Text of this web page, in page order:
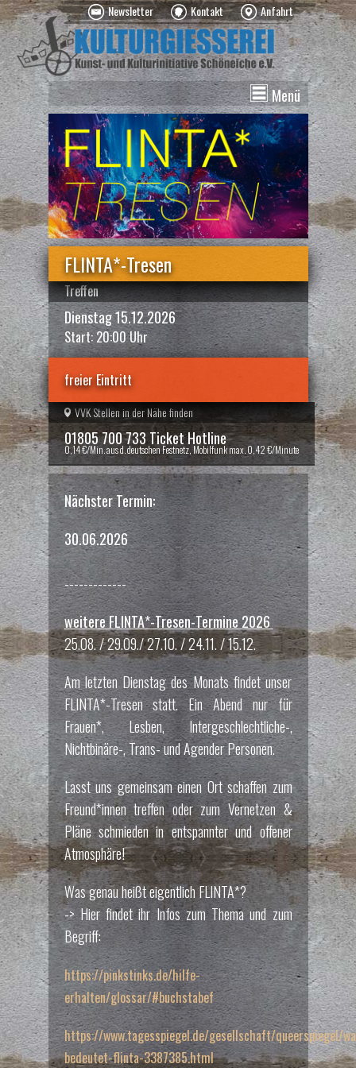
Newsletter Kontakt Anfahrt
Menü
News
Veranstaltungen
Kurse
Vermietung
Über uns
Spenden
FLINTA*-Tresen
Treffen
Dienstag 15.12.2026
Start: 20:00 Uhr
freier Eintritt
VVK Stellen in der Nähe finden
01805 700 733 Ticket Hotline
0,14 €/Min. aus d. deutschen Festnetz, Mobilfunk max. 0,42 €/Minute
Nächster Termin:
30.06.2026
-------------
weitere FLINTA*-Tresen-Termine 2026
25.08. / 29.09./ 27.10. / 24.11. / 15.12.
Am letzten Dienstag des Monats findet unser
FLINTA*-Tresen statt. Ein Abend nur für
Frauen*, Lesben, Intergeschlechtliche-,
Nichtbinäre-, Trans- und Agender Personen.
Lasst uns gemeinsam einen Ort schaffen zum
Freund*innen treffen oder zum Vernetzen &
Pläne schmieden in entspannter und offener
Atmosphäre!
Was genau heißt eigentlich FLINTA*?
-> Hier findet ihr Infos zum Thema und zum
Begriff:
https://pinkstinks.de/hilfe-
erhalten/glossar/#buchstabef
https://www.tagesspiegel.de/gesellschaft/queerspiegel/
bedeutet-flinta-3387385.html